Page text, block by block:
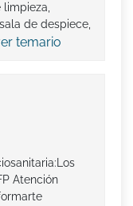
limpieza,
de despiece,
temario
Atención